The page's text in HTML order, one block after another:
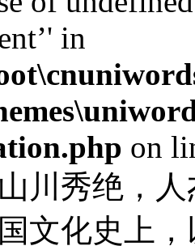
in
on
川秀绝，
文化史上